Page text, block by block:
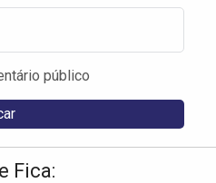
público
Fica: